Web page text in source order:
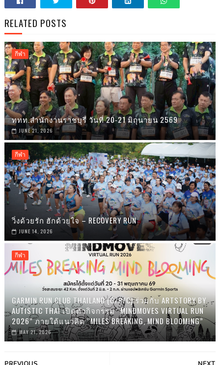
RELATED POSTS
กีฬา
ททท.สำนักงานราชบุรี วันที่ 20-21 มิถุนายน 2569
JUNE 21, 2026
กีฬา
วิ่งด้วยรัก ฮักด้วยใจ – RECOVERY RUN
JUNE 14, 2026
กีฬา
GARMIN RUN CLUB THAILAND (G/R/C) ร่วมกับ ARTSTORY BY
AUTISTIC THAI เปิดตัวกิจกรรม “MINDMOVES VIRTUAL RUN
2026” ภายใต้แนวคิด “MILES BREAKING, MIND BLOOMING”
MAY 21, 2026